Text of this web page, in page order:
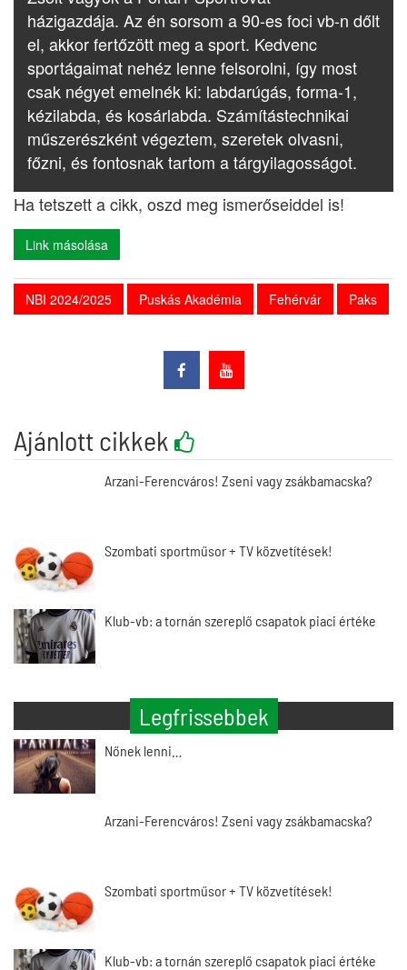
házigazdája. Az én sorsom a 90-es foci vb-n dőlt
el, akkor fertőzött meg a sport. Kedvenc
sportágaimat nehéz lenne felsorolni, így most
csak négyet emelnék ki: labdarúgás, forma-1,
kézilabda, és kosárlabda. Számítástechnikai
műszerészként végeztem, szeretek olvasni,
főzni, és fontosnak tartom a tárgyilagosságot.
Ha tetszett a cikk, oszd meg ismerőseiddel is!
Link másolása
NBI 2024/2025 Puskás Akadémia Fehérvár Paks
Ajánlott cikkek
Arzani-Ferencváros! Zseni vagy zsákbamacska?
Szombati sportműsor + TV közvetítések!
Klub-vb: a tornán szereplő csapatok piaci értéke
Legfrissebbek
Nőnek lenni…
Arzani-Ferencváros! Zseni vagy zsákbamacska?
Szombati sportműsor + TV közvetítések!
Klub-vb: a tornán szereplő csapatok piaci értéke